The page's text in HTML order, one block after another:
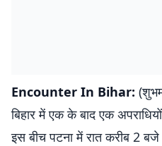
Encounter In Bihar:
बिहार में एक के बाद एक
इस बीच पटना में रात करीब 2 बजे